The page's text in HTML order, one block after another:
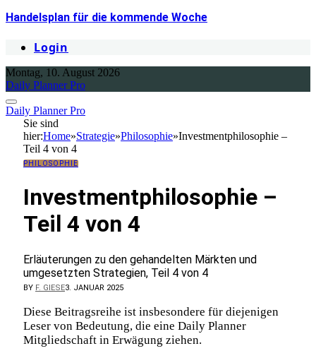
Handelsplan für die kommende Woche
Login
Montag, 10. August 2026
Daily Planner Pro
Daily Planner Pro
Sie sind
hier:Home»Strategie»Philosophie»Investmentphilosophie –
Teil 4 von 4
PHILOSOPHIE
Investmentphilosophie –
Teil 4 von 4
Erläuterungen zu den gehandelten Märkten und
umgesetzten Strategien, Teil 4 von 4
BY F. GIESE3. JANUAR 2025
Diese Beitragsreihe ist insbesondere für diejenigen
Leser von Bedeutung, die eine Daily Planner
Mitgliedschaft in Erwägung ziehen.